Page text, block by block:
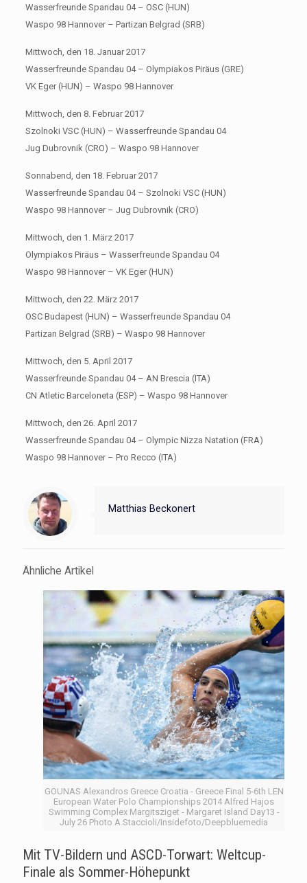
Wasserfreunde Spandau 04 – OSC (HUN)
Waspo 98 Hannover – Partizan Belgrad (SRB)
Mittwoch, den 18. Januar 2017
Wasserfreunde Spandau 04 – Olympiakos Piräus (GRE)
VK Eger (HUN) – Waspo 98 Hannover
Mittwoch, den 8. Februar 2017
Szolnoki VSC (HUN) – Wasserfreunde Spandau 04
Jug Dubrovnik (CRO) – Waspo 98 Hannover
Sonnabend, den 18. Februar 2017
Wasserfreunde Spandau 04 – Szolnoki VSC (HUN)
Waspo 98 Hannover – Jug Dubrovnik (CRO)
Mittwoch, den 1. März 2017
Olympiakos Piräus – Wasserfreunde Spandau 04
Waspo 98 Hannover – VK Eger (HUN)
Mittwoch, den 22. März 2017
OSC Budapest (HUN) – Wasserfreunde Spandau 04
Partizan Belgrad (SRB) – Waspo 98 Hannover
Mittwoch, den 5. April 2017
Wasserfreunde Spandau 04 – AN Brescia (ITA)
CN Atletic Barceloneta (ESP) – Waspo 98 Hannover
Mittwoch, den 26. April 2017
Wasserfreunde Spandau 04 – Olympic Nizza Natation (FRA)
Waspo 98 Hannover – Pro Recco (ITA)
Matthias Beckonert
Ähnliche Artikel
GOUNAS Alexandros Greece Croatia - Greece Final 5-6th LEN
European Water Polo Championships 2014 Alfred Hajos
Swimming Complex Margitsziget - Margaret Island Day13 -
July 26 Photo A.Staccioli/Insidefoto/Deepbluemedia
Mit TV-Bildern und ASCD-Torwart: Weltcup-
Finale als Sommer-Höhepunkt